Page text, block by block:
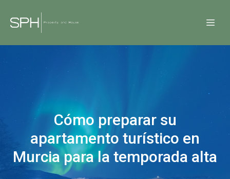
Cómo preparar su
apartamento turístico en
Murcia para la temporada alta